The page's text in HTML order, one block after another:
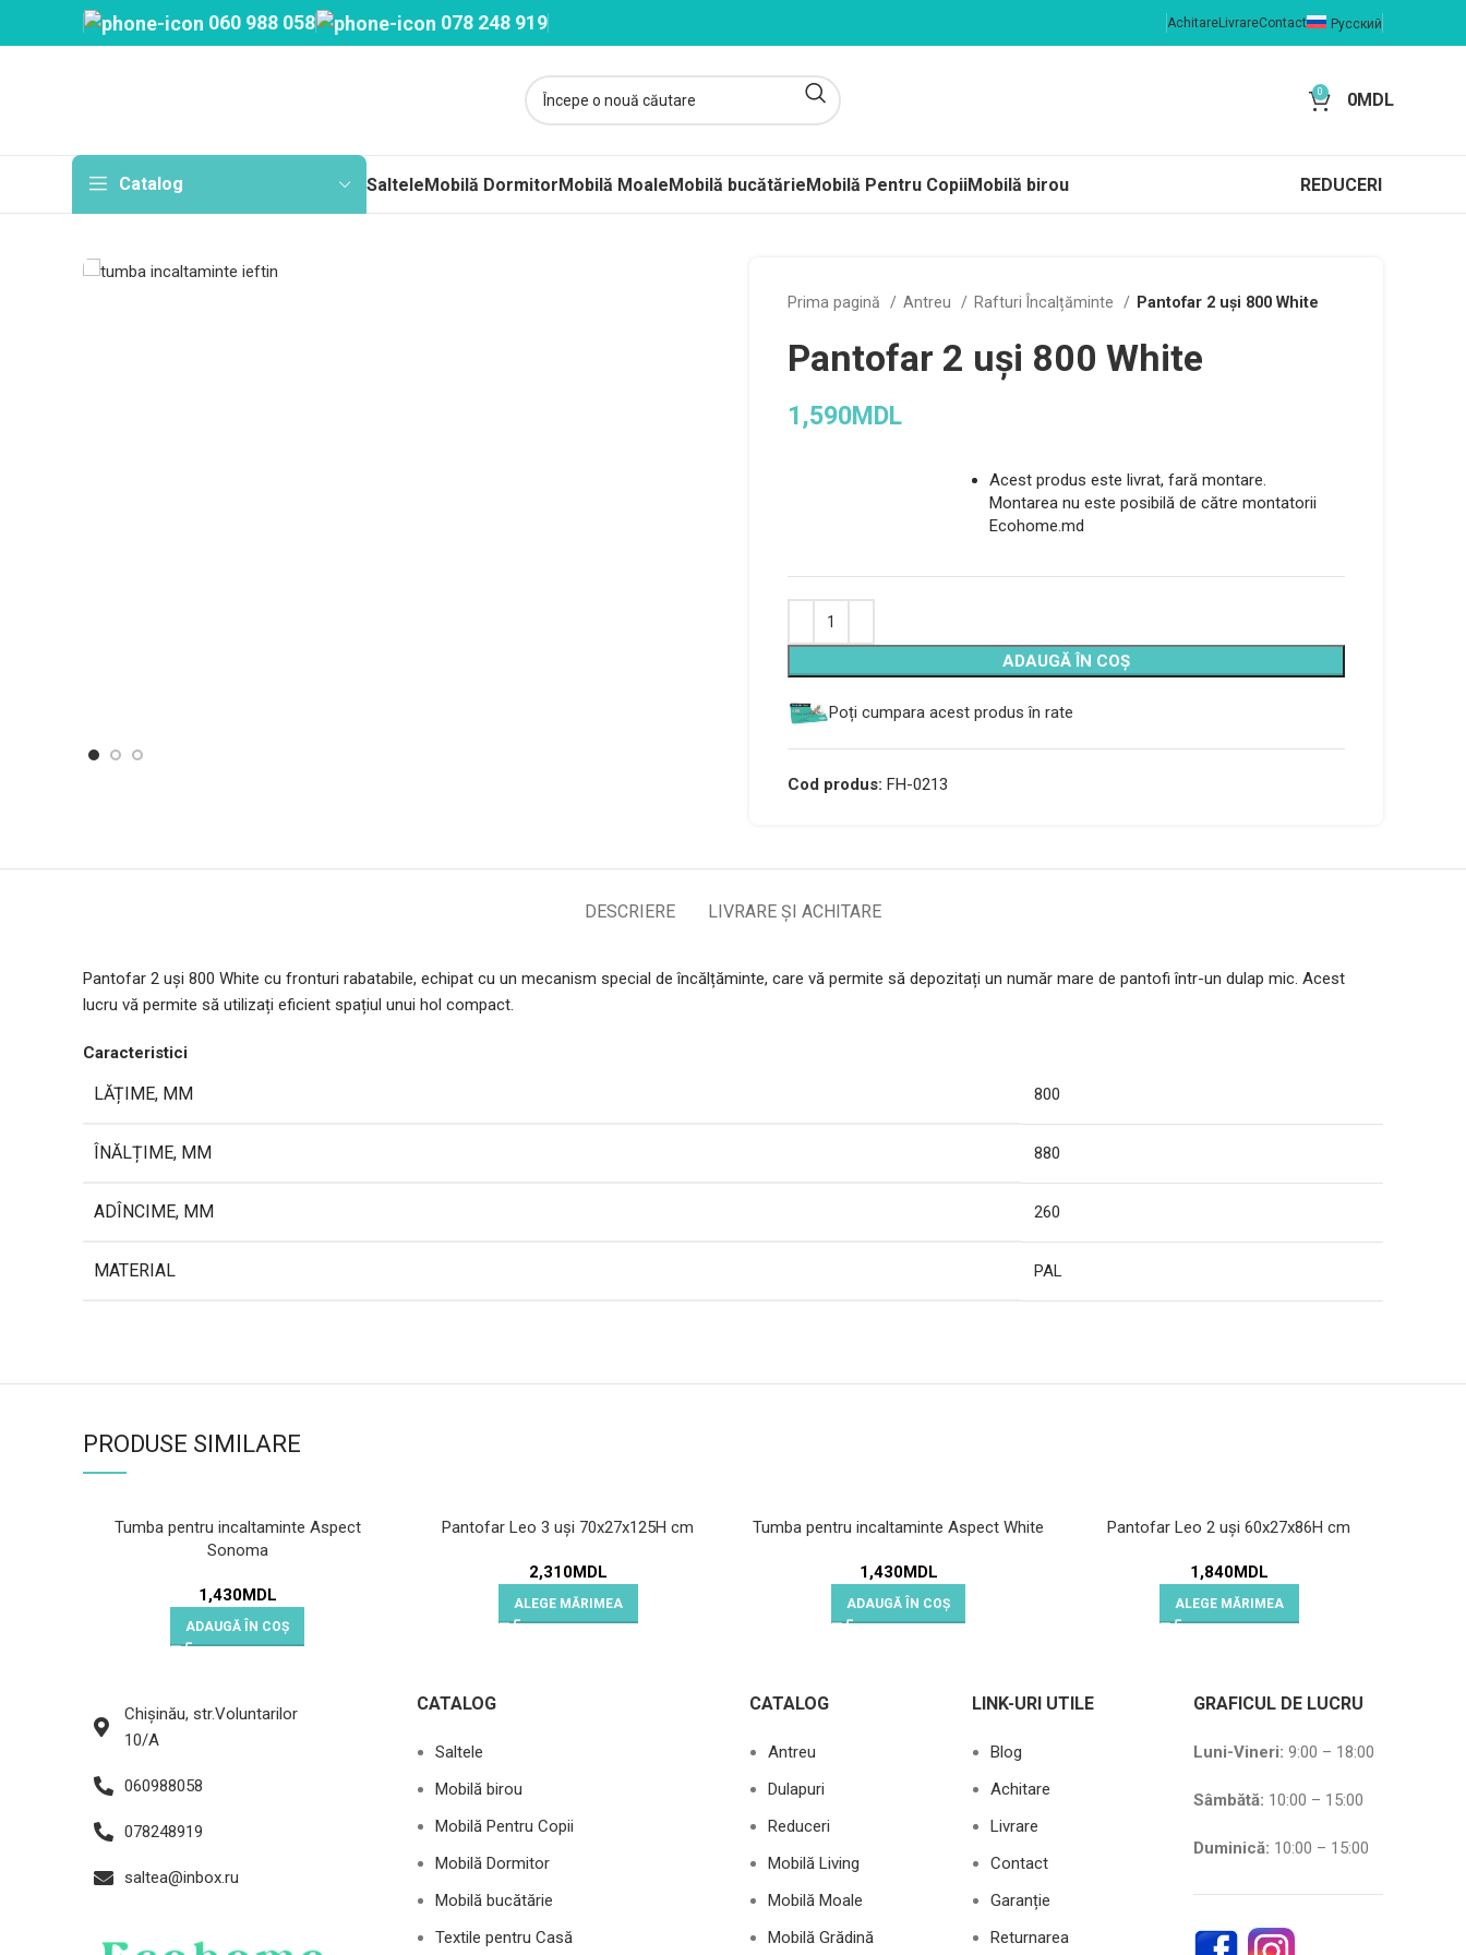
060 988 058 078 248 919 AchitareLivrareContact Русский
0 0MDL
Catalog SalteleMobilă DormitorMobilă MoaleMobilă bucătărieMobilă Pentru CopiiMobilă birou REDUCERI
Prima pagină Antreu Rafturi Încalțăminte Pantofar 2 uși 800 White
Pantofar 2 uși 800 White
1,590MDL
Acest produs este livrat, fară montare.
Montarea nu este posibilă de către montatorii
Ecohome.md
ADAUGĂ ÎN COȘ
Alternative:
Poți cumpara acest produs în rate
Cod produs: FH-0213
DESCRIERE LIVRARE ȘI ACHITARE
Pantofar 2 uși 800 White cu fronturi rabatabile, echipat cu un mecanism special de încălțăminte, care vă permite să depozitați un număr mare de pantofi într-un dulap mic. Acest
lucru vă permite să utilizați eficient spațiul unui hol compact.
Caracteristici
LĂȚIME, MM 800
ÎNĂLȚIME, MM 880
ADÎNCIME, MM 260
MATERIAL PAL
PRODUSE SIMILARE
Tumba pentru incaltaminte Aspect
Sonoma
1,430MDL
ADAUGĂ ÎN COȘ
Pantofar Leo 3 uși 70x27x125H cm
2,310MDL
ALEGE MĂRIMEA
Tumba pentru incaltaminte Aspect White
1,430MDL
ADAUGĂ ÎN COȘ
Pantofar Leo 2 uși 60x27x86H cm
1,840MDL
ALEGE MĂRIMEA
Chișinău, str.Voluntarilor
10/A
060988058
078248919
saltea@inbox.ru
CATALOG
Saltele
Mobilă birou
Mobilă Pentru Copii
Mobilă Dormitor
Mobilă bucătărie
Textile pentru Casă
CATALOG
Antreu
Dulapuri
Reduceri
Mobilă Living
Mobilă Moale
Mobilă Grădină
LINK-URI UTILE
Blog
Achitare
Livrare
Contact
Garanție
Returnarea
GRAFICUL DE LUCRU
Luni-Vineri: 9:00 – 18:00
Sâmbătă: 10:00 – 15:00
Duminică: 10:00 – 15:00